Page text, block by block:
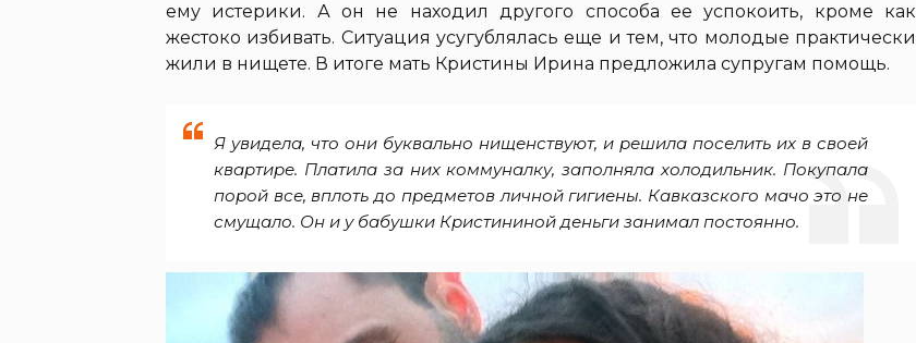
ему истерики. А он не находил другого способа ее успокоить, кроме как
жестоко избивать. Ситуация усугублялась еще и тем, что молодые практически
жили в нищете. В итоге мать Кристины Ирина предложила супругам помощь.
Я увидела, что они буквально нищенствуют, и решила поселить их в своей
квартире. Платила за них коммуналку, заполняла холодильник. Покупала
порой все, вплоть до предметов личной гигиены. Кавказского мачо это не
смущало. Он и у бабушки Кристининой деньги занимал постоянно.